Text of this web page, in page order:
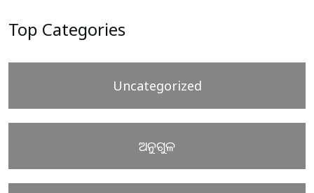
Top Categories
Uncategorized
ଅନୁଗୁଳ